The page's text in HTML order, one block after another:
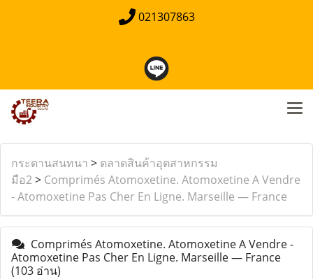
021307863
กระดานสนทนา > ตลาดสินค้าอุตสาหกรรม
มือ2> Comprimés Atomoxetine. Atomoxetine A Vendre
- Atomoxetine Pas Cher En Ligne. Marseille — France
Comprimés Atomoxetine. Atomoxetine A Vendre -
Atomoxetine Pas Cher En Ligne. Marseille — France
(103 อ่าน)